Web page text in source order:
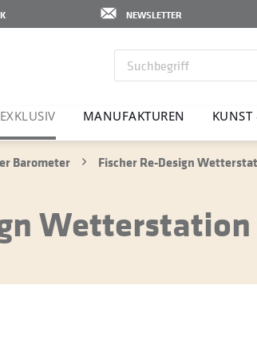
NEWSLETTER
MANU­FAK­TUREN KUNST
Barometer Fischer Re-Design